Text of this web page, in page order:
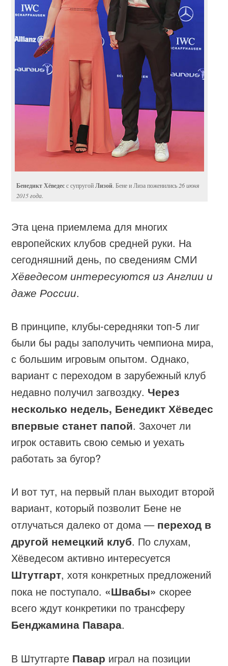
Бенедикт Хёведесс супругойЛизой. Бене и Лиза поженились 26 июня
2015 года.
Эта цена приемлема для многих
европейских клубов средней руки. На
сегодняшний день, по сведениям СМИ
Хёведесом интересуются из Англии и
даже России.
В принципе, клубы-середняки топ-5 лиг
были бы рады заполучить чемпиона мира,
с большим игровым опытом. Однако,
вариант с переходом в зарубежный клуб
недавно получил загвоздку. Через
несколько недель, Бенедикт Хёведес
впервые станет папой. Захочет ли
игрок оставить свою семью и уехать
работать за бугор?
И вот тут, на первый план выходит второй
вариант, который позволит Бене не
отлучаться далеко от дома — переход в
другой немецкий клуб. По слухам,
Хёведесом активно интересуется
Штутгарт, хотя конкретных предложений
пока не поступало. «Швабы» скорее
всего ждут конкретики по трансферу
Бенджамина Павара.
В Штутгарте Павар играл на позиции